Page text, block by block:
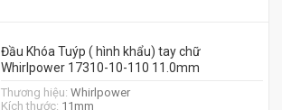
Đầu Khóa Tuýp ( hình khẩu) tay chữ
Whirlpower 17310-10-110 11.0mm
Thương hiệu: Whirlpower
Kích thước: 11mm